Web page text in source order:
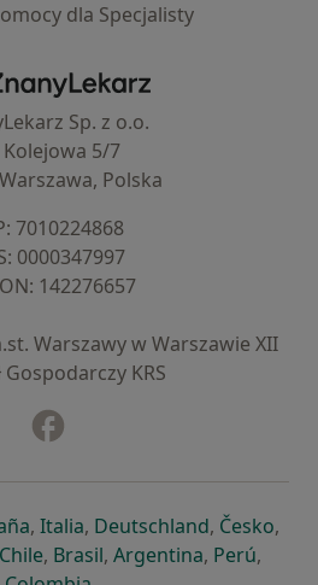
dla Specjalisty
ZnanyLekarz - Strona główna
Sp. z o.o.
Kolejowa 5/7
Polska
⁠7010224868
⁠0000347997
⁠142276657
Warszawy w Warszawie XII
Gospodarczy KRS
karcie
się w nowej karcie
otwiera się w nowej karcie
, Italiaotwiera się w nowej
, Deutschlandotwiera się
, Česko,
w nowej karcie
się w nowej karcie
Chileotwiera się w nowej karcie
, Brasilotwiera się w nowej
, Argentinaotwiera się
, Perú,